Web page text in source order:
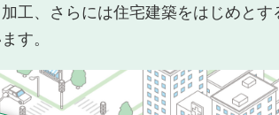
工、さらには住宅建築をはじめとす
す。